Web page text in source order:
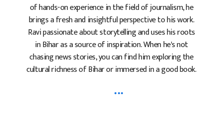
of hands-on experience in the field of journalism, he
brings a fresh and insightful perspective to his work.
Ravi passionate about storytelling and uses his roots
in Bihar as a source of inspiration. When he's not
chasing news stories, you can find him exploring the
cultural richness of Bihar or immersed in a good book.
...